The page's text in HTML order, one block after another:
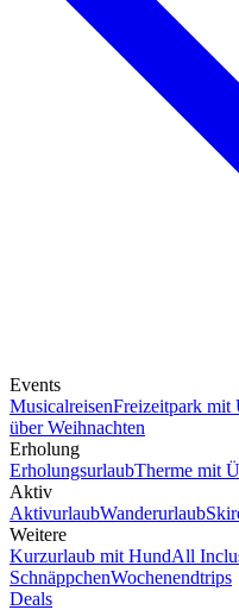
Events
MusicalreisenFreizeitpark mit
über Weihnachten
Erholung
ErholungsurlaubTherme mit
Aktiv
AktivurlaubWanderurlaub
Weitere
Kurzurlaub mit HundAll
SchnäppchenWochenendtrips
Deals